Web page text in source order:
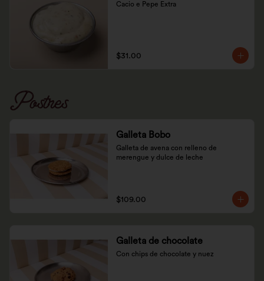
Cacio e Pepe Extra
$31.00
Postres
Galleta Bobo
Galleta de avena con relleno de
merengue y dulce de leche
$109.00
Galleta de chocolate
Con chips de chocolate y nuez